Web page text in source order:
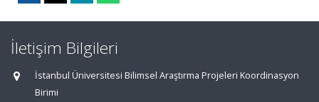
İletişim Bilgileri
İstanbul Üniversitesi Bilimsel Araştırma Projeleri Koordinasyon
Birimi